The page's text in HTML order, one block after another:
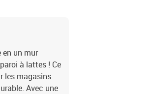
un mur
à lattes ! Ce
les magasins.
Avec une